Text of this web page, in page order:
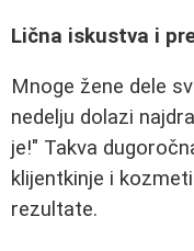
Lična iskustva i
Mnoge žene dele
nedelju dolazi
je!" Takva
klijentkinje i
rezultate.